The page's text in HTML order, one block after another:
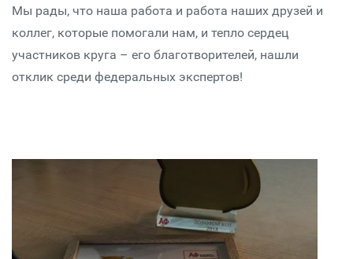
Мы рады, что наша работа и работа наших друзей и
коллег, которые помогали нам, и тепло сердец
участников круга – его благотворителей, нашли
отклик среди федеральных экспертов!